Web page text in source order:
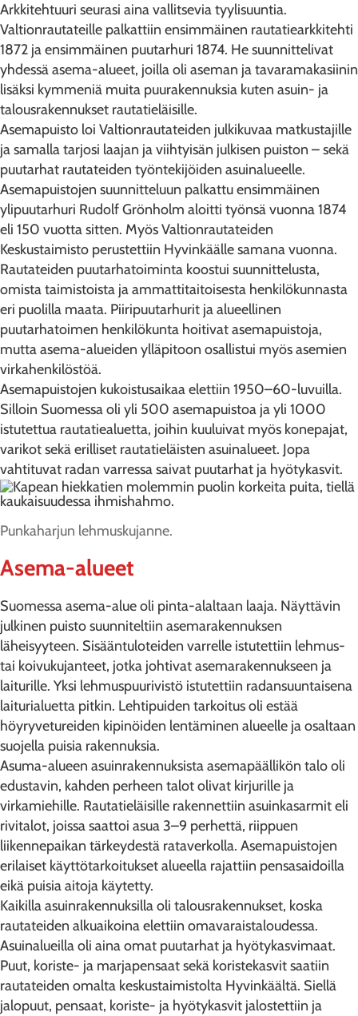
Arkkitehtuuri seurasi aina vallitsevia tyylisuuntia.
Valtionrautateille palkattiin ensimmäinen rautatiearkkitehti
1872 ja ensimmäinen puutarhuri 1874. He suunnittelivat
yhdessä asema-alueet, joilla oli aseman ja tavaramakasiinin
lisäksi kymmeniä muita puurakennuksia kuten asuin- ja
talousrakennukset rautatieläisille.
Asemapuisto loi Valtionrautateiden julkikuvaa matkustajille
ja samalla tarjosi laajan ja viihtyisän julkisen puiston – sekä
puutarhat rautateiden työntekijöiden asuinalueelle.
Asemapuistojen suunnitteluun palkattu ensimmäinen
ylipuutarhuri Rudolf Grönholm aloitti työnsä vuonna 1874
eli 150 vuotta sitten. Myös Valtionrautateiden
Keskustaimisto perustettiin Hyvinkäälle samana vuonna.
Rautateiden puutarhatoiminta koostui suunnittelusta,
omista taimistoista ja ammattitaitoisesta henkilökunnasta
eri puolilla maata. Piiripuutarhurit ja alueellinen
puutarhatoimen henkilökunta hoitivat asemapuistoja,
mutta asema-alueiden ylläpitoon osallistui myös asemien
virkahenkilöstöä.
Asemapuistojen kukoistusaikaa elettiin 1950–60-luvuilla.
Silloin Suomessa oli yli 500 asemapuistoa ja yli 1000
istutettua rautatiealuetta, joihin kuuluivat myös konepajat,
varikot sekä erilliset rautatieläisten asuinalueet. Jopa
vahtituvat radan varressa saivat puutarhat ja hyötykasvit.
Punkaharjun lehmuskujanne.
Asema-alueet
Suomessa asema-alue oli pinta-alaltaan laaja. Näyttävin
julkinen puisto suunniteltiin asemarakennuksen
läheisyyteen. Sisääntuloteiden varrelle istutettiin lehmus-
tai koivukujanteet, jotka johtivat asemarakennukseen ja
laiturille. Yksi lehmuspuurivistö istutettiin radansuuntaisena
laiturialuetta pitkin. Lehtipuiden tarkoitus oli estää
höyryvetureiden kipinöiden lentäminen alueelle ja osaltaan
suojella puisia rakennuksia.
Asuma-alueen asuinrakennuksista asemapäällikön talo oli
edustavin, kahden perheen talot olivat kirjurille ja
virkamiehille. Rautatieläisille rakennettiin asuinkasarmit eli
rivitalot, joissa saattoi asua 3–9 perhettä, riippuen
liikennepaikan tärkeydestä rataverkolla. Asemapuistojen
erilaiset käyttötarkoitukset alueella rajattiin pensasaidoilla
eikä puisia aitoja käytetty.
Kaikilla asuinrakennuksilla oli talousrakennukset, koska
rautateiden alkuaikoina elettiin omavaraistaloudessa.
Asuinalueilla oli aina omat puutarhat ja hyötykasvimaat.
Puut, koriste- ja marjapensaat sekä koristekasvit saatiin
rautateiden omalta keskustaimistolta Hyvinkäältä. Siellä
jalopuut, pensaat, koriste- ja hyötykasvit jalostettiin ja